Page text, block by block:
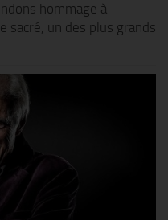
hommage à
sacré, un des plus grands